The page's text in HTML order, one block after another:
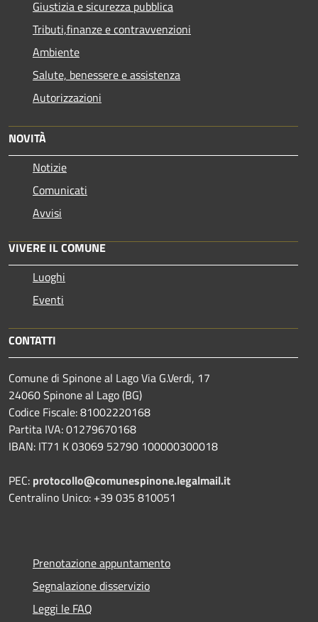
Giustizia e sicurezza pubblica
Tributi,finanze e contravvenzioni
Ambiente
Salute, benessere e assistenza
Autorizzazioni
NOVITÀ
Notizie
Comunicati
Avvisi
VIVERE IL COMUNE
Luoghi
Eventi
CONTATTI
Comune di Spinone al Lago Via G.Verdi, 17
24060 Spinone al Lago (BG)
Codice Fiscale: 81002220168
Partita IVA: 01279670168
IBAN: IT71 K 03069 52790 100000300018
PEC: protocollo@comunespinone.legalmail.it
Centralino Unico: +39 035 810051
Prenotazione appuntamento
Segnalazione disservizio
Leggi le FAQ